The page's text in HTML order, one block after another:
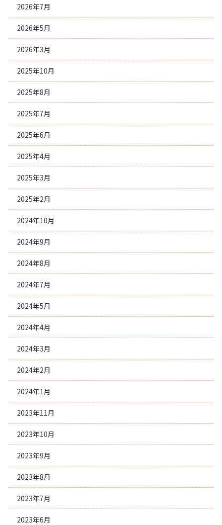
2026年7月
2026年5月
2026年3月
2025年10月
2025年8月
2025年7月
2025年6月
2025年4月
2025年3月
2025年2月
2024年10月
2024年9月
2024年8月
2024年7月
2024年5月
2024年4月
2024年3月
2024年2月
2024年1月
2023年11月
2023年10月
2023年9月
2023年8月
2023年7月
2023年6月